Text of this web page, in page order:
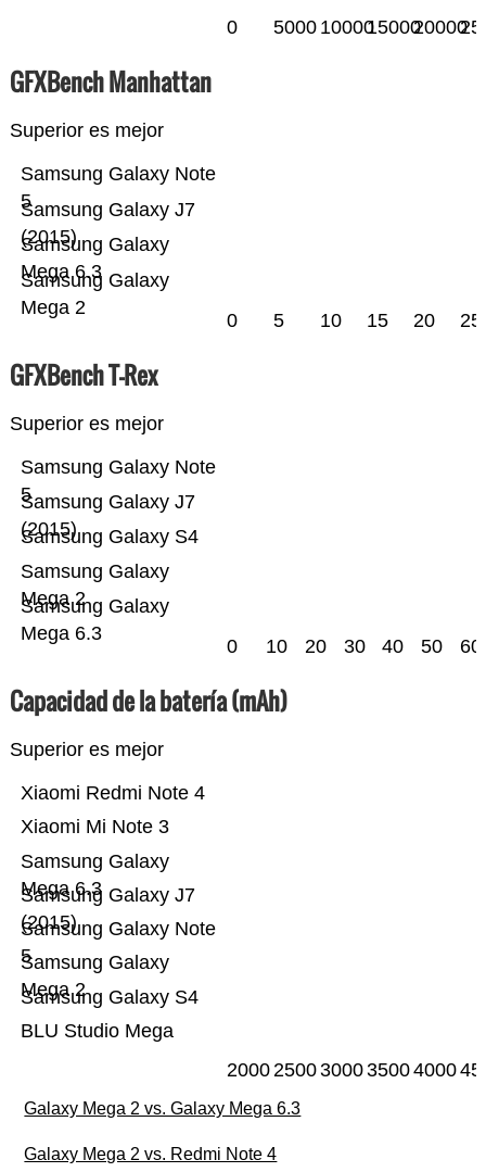
0 5000 100001500020000
GFXBench Manhattan
Superior es mejor
Samsung Galaxy
Mega 2
Samsung Galaxy
Mega 6.3
Samsung Galaxy J7
(2015)
Samsung Galaxy Note
5
0 5 10 15 20 25
GFXBench T-Rex
Superior es mejor
Samsung Galaxy
Mega 6.3
Samsung Galaxy
Mega 2
Samsung Galaxy S4
Samsung Galaxy J7
(2015)
Samsung Galaxy Note
5
0 10 20 30 40 50 60
Capacidad de la batería (mAh)
Superior es mejor
BLU Studio Mega
Samsung Galaxy S4
Samsung Galaxy
Mega 2
Samsung Galaxy Note
5
Samsung Galaxy J7
(2015)
Samsung Galaxy
Mega 6.3
Xiaomi Mi Note 3
Xiaomi Redmi Note 4
20002500300035004000
Galaxy Mega 2 vs. Galaxy Mega 6.3
Galaxy Mega 2 vs. Redmi Note 4